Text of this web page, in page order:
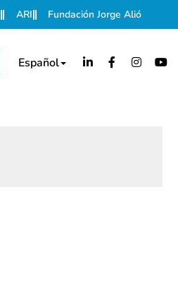
ARI Fundación Jorge Alió
Español